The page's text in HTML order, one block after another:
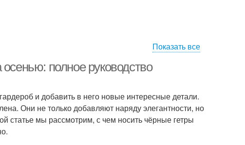
Показать все
полное руководство
и добавить в него новые интересные детали.
Они не только добавляют наряду элегантности, но
статье мы рассмотрим, с чем носить чёрные гетры